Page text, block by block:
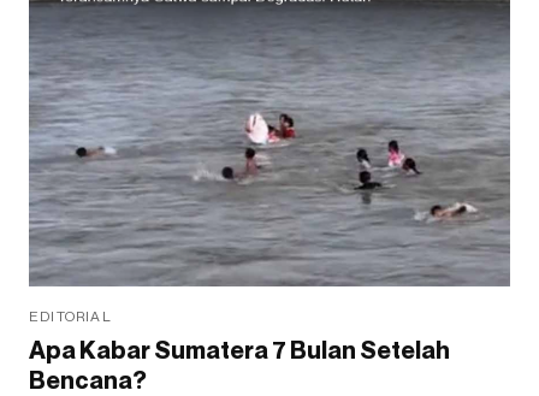
EDITORIAL
Apa Kabar Sumatera 7 Bulan Setelah
Bencana?